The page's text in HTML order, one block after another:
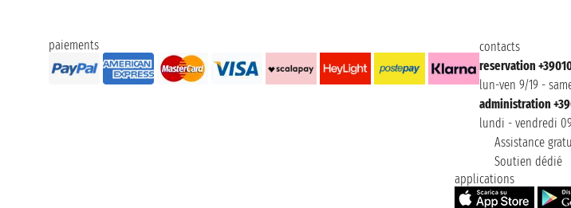
paiements
contacts
reservation
lun-ven 9/19 -
administration
lundi - vendredi
Assistance
Soutien dédié
applications